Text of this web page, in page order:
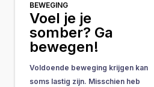
BEWEGING
Voel je je
somber? Ga
bewegen!
Voldoende beweging krijgen kan
soms lastig zijn. Misschien heb